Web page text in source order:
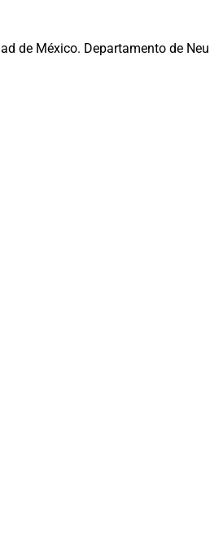
de México. Departamento de